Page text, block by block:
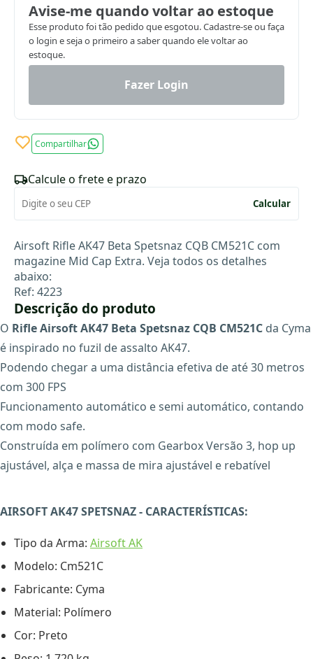
Avise-me quando voltar ao estoque
Esse produto foi tão pedido que esgotou. Cadastre-se ou faça
o login e seja o primeiro a saber quando ele voltar ao
estoque.
Fazer Login
Compartilhar
Calcule o frete e prazo
Calcular
Airsoft Rifle AK47 Beta Spetsnaz CQB CM521C com
magazine Mid Cap Extra. Veja todos os detalhes
abaixo:
Ref: 4223
Descrição do produto
O Rifle Airsoft AK47 Beta Spetsnaz CQB CM521C da Cyma
é inspirado no fuzil de assalto AK47.
Podendo chegar a uma distância efetiva de até 30 metros
com 300 FPS
Funcionamento automático e semi automático, contando
com modo safe.
Construída em polímero com Gearbox Versão 3, hop up
ajustável, alça e massa de mira ajustável e rebatível
AIRSOFT AK47 SPETSNAZ - CARACTERÍSTICAS:
Tipo da Arma: Airsoft AK
Modelo: Cm521C
Fabricante: Cyma
Material: Polímero
Cor: Preto